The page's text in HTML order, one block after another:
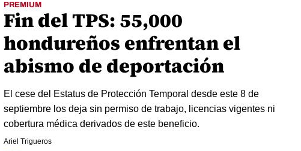
PREMIUM
Fin del TPS: 55,000
hondureños enfrentan el
abismo de deportación
El cese del Estatus de Protección Temporal desde este 8 de
septiembre los deja sin permiso de trabajo, licencias vigentes ni
cobertura médica derivados de este beneficio.
Ariel Trigueros